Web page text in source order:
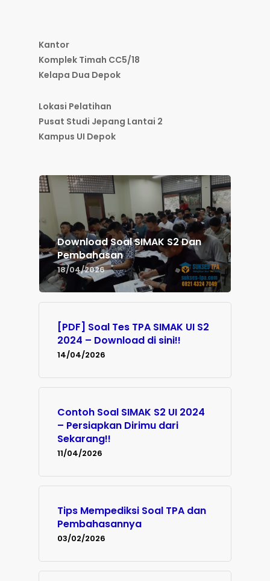
Kantor
Komplek Timah CC5/18
Kelapa Dua Depok
Lokasi Pelatihan
Pusat Studi Jepang Lantai 2
Kampus UI Depok
Download Soal SIMAK S2 Dan
Pembahasan
18/04/2026
[PDF] Soal Tes TPA SIMAK UI S2
2024 – Download di sini!!
14/04/2026
Contoh Soal SIMAK S2 UI 2024
– Persiapkan Dirimu dari
Sekarang!!
11/04/2026
Tips Mempediksi Soal TPA dan
Pembahasannya
03/02/2026